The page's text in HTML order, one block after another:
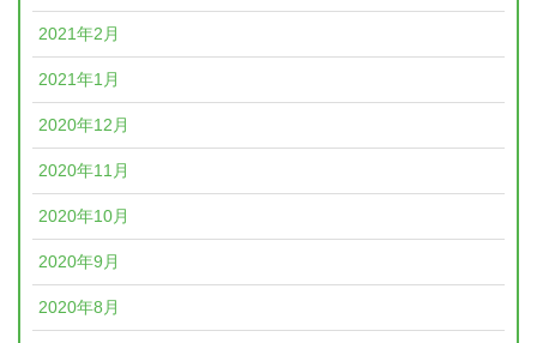
2021年2月
2021年1月
2020年12月
2020年11月
2020年10月
2020年9月
2020年8月